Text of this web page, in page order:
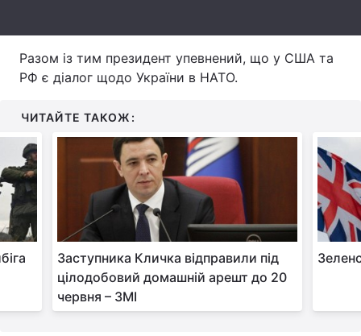
Разом із тим президент упевнений, що у США та
РФ є діалог щодо України в НАТО.
ЧИТАЙТЕ ТАКОЖ:
Заступника Кличка відправили під
цілодобовий домашній арешт до 20
червня – ЗМІ